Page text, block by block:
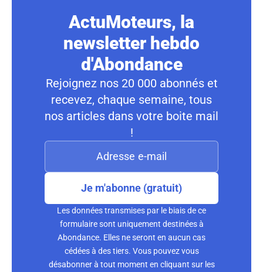
ActuMoteurs, la
newsletter hebdo
d'Abondance
Rejoignez nos 20 000 abonnés et
recevez, chaque semaine, tous
nos articles dans votre boite mail
!
Je m'abonne (gratuit)
Les données transmises par le biais de ce
formulaire sont uniquement destinées à
Abondance. Elles ne seront en aucun cas
cédées à des tiers. Vous pouvez vous
désabonner à tout moment en cliquant sur les